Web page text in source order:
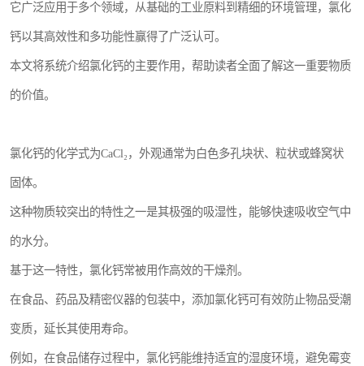
它广泛应用于多个领域，从基础的工业原料到精细的环境管理，氯化
钙以其高效性和多功能性赢得了广泛认可。
本文将系统介绍氯化钙的主要作用，帮助读者全面了解这一重要物质
的价值。
氯化钙的化学式为CaCl₂，外观通常为白色多孔块状、粒状或蜂窝状
固体。
这种物质较突出的特性之一是其极强的吸湿性，能够快速吸收空气中
的水分。
基于这一特性，氯化钙常被用作高效的干燥剂。
在食品、药品及精密仪器的包装中，添加氯化钙可有效防止物品受潮
变质，延长其使用寿命。
例如，在食品储存过程中，氯化钙能维持适宜的湿度环境，避免霉变